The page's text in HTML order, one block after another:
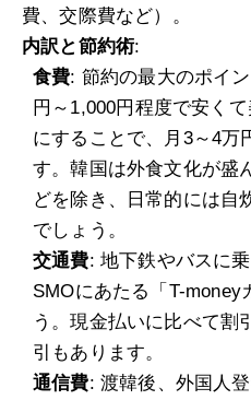
費、交際費など）。
内訳と節約術:
食費: 節約の最大のポイ
円～1,000円程度で安く
にすることで、月3～4万
す。韓国は外食文化が盛
どを除き、日常的には自
でしょう。
交通費: 地下鉄やバスに
SMOにあたる「T-money
う。現金払いに比べて割
引もあります。
通信費: 渡韓後、外国人